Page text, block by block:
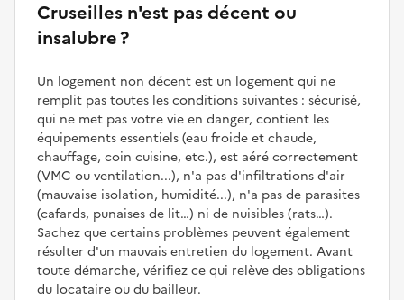
Cruseilles n'est pas décent ou
insalubre ?
Un logement non décent est un logement qui ne
remplit pas toutes les conditions suivantes : sécurisé,
qui ne met pas votre vie en danger, contient les
équipements essentiels (eau froide et chaude,
chauffage, coin cuisine, etc.), est aéré correctement
(VMC ou ventilation...), n'a pas d'infiltrations d'air
(mauvaise isolation, humidité...), n'a pas de parasites
(cafards, punaises de lit…) ni de nuisibles (rats…).
Sachez que certains problèmes peuvent également
résulter d'un mauvais entretien du logement. Avant
toute démarche, vérifiez ce qui relève des obligations
du locataire ou du bailleur.